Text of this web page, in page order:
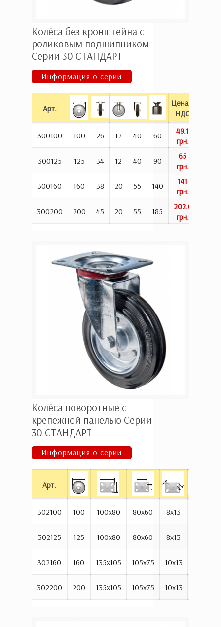
Колёса без кронштейна с
роликовым подшипником
Серии 30 СТАНДАРТ
Информация о серии
Арт.
Цена с
НДС
300100 100 26 12 40 60
49.1
грн.
300125 125 34 12 40 90
65
грн.
300160 160 38 20 55 140
141
грн.
300200 200 45 20 55 185
202.6
грн.
Колёса поворотные с
крепежной панелью Серии
30 СТАНДАРТ
Информация о серии
Арт.
302100 100 100х80 80х60 8х13
302125 125 100х80 80х60 8х13
302160 160 135х105 105х75 10х13
302200 200 135х105 105х75 10х13